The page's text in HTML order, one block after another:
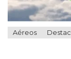
Aéreos